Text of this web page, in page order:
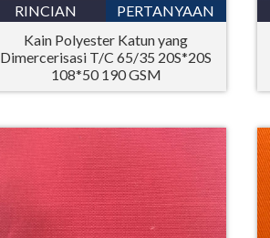
RINCIAN
PERTANYAAN
Kain Polyester Katun yang
Dimercerisasi T/C 65/35 20S*20S
108*50 190 GSM